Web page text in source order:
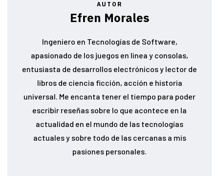
AUTOR
Efren Morales
Ingeniero en Tecnologías de Software,
apasionado de los juegos en linea y consolas,
entusiasta de desarrollos electrónicos y lector de
libros de ciencia ficción, acción e historia
universal. Me encanta tener el tiempo para poder
escribir reseñas sobre lo que acontece en la
actualidad en el mundo de las tecnologías
actuales y sobre todo de las cercanas a mis
pasiones personales.